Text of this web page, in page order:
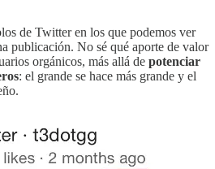
de Twitter en los que podemos ver
publicación. No sé qué aporte de valor
orgánicos, más allá de potenciar
: el grande se hace más grande y el